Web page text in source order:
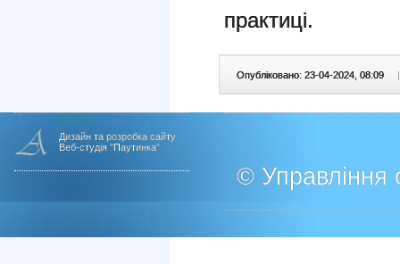
практиці.
Опубліковано: 23-04-2024, 08:09 |
Дизайн та розробка сайту
Веб-студія "Паутинка"
© Управління